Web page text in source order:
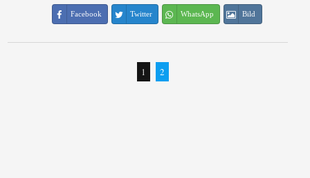
Facebook Twitter WhatsApp Bild
1 2